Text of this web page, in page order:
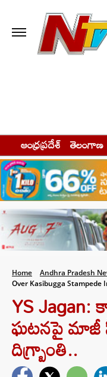
ఆంధ్రప్రదేశ్ తెలంగాణ
Home Andhra Pradesh
Over Kasibugga Stampede
YS Jagan:
ఘటనపై మాజీ
దిగ్బ్రాంతి..